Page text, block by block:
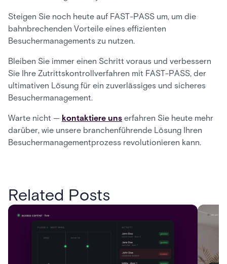
Steigen Sie noch heute auf FAST-PASS um, um die
bahnbrechenden Vorteile eines effizienten
Besuchermanagements zu nutzen.
Bleiben Sie immer einen Schritt voraus und verbessern
Sie Ihre Zutrittskontrollverfahren mit FAST-PASS, der
ultimativen Lösung für ein zuverlässiges und sicheres
Besuchermanagement.
Warte nicht — kontaktiere uns erfahren Sie heute mehr
darüber, wie unsere branchenführende Lösung Ihren
Besuchermanagementprozess revolutionieren kann.
Related Posts